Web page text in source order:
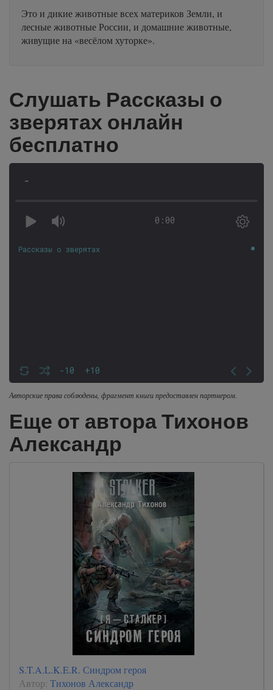
Это и дикие животные всех материков Земли, и
лесные животные России, и домашние животные,
живущие на «весёлом хуторке».
Слушать Рассказы о
зверятах онлайн
бесплатно
-
0:00
-10 +10
Рассказы о зверятах
Авторские права соблюдены, фрагмент книги предоставлен партнером.
Еще от автора Тихонов
Александр
S.T.A.L.K.E.R. Синдром героя
Автор: Тихонов Александр